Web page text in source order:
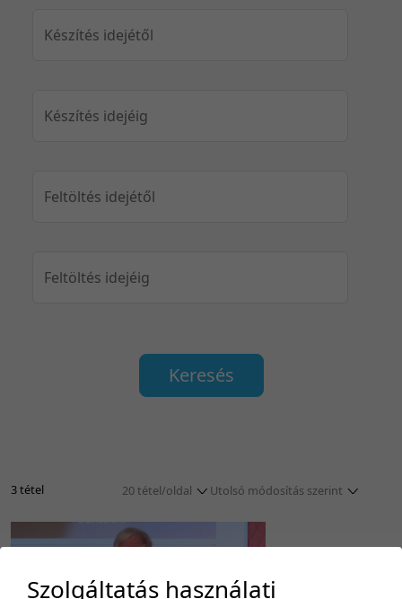
Készítés idejétől
Készítés idejéig
Feltöltés idejétől
Feltöltés idejéig
Keresés
Utolsó módosítás szerint
Relevancia szerint
Kezdés/felvétel dátuma szerint
3 tétel
20 tétel/oldal
5 tétel/oldal
10 tétel/oldal
Szolgáltatás használati